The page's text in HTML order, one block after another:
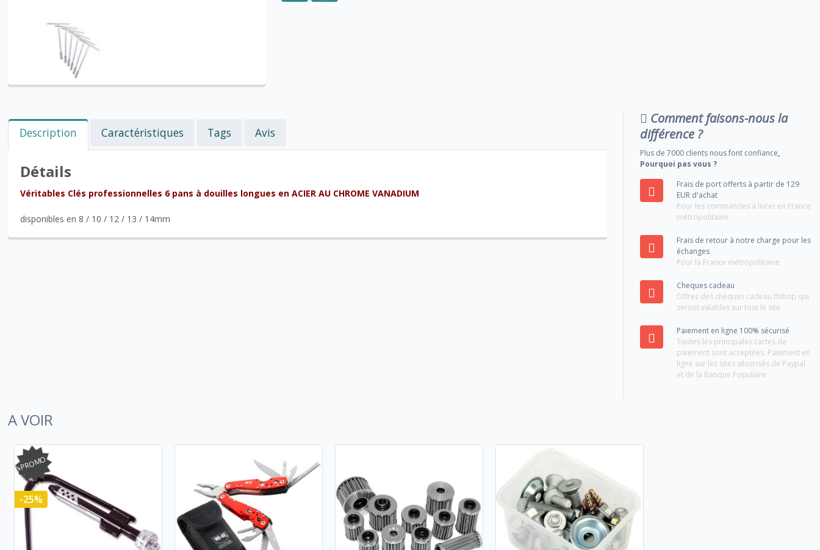
Description Caractéristiques Tags Avis
Détails
Véritables Clés professionnelles 6 pans à douilles longues en ACIER AU CHROME VANADIUM
disponibles en 8 / 10 / 12 / 13 / 14mm
Comment faisons-nous la
différence ?
Plus de 7000 clients nous font confiance,
Pourquoi pas vous ?
Frais de port offerts à partir de 129
EUR d'achat
Pour les commandes à livrer en France
métropolitaine
Frais de retour à notre charge pour les
échanges
Pour la France métropolitaine
Cheques cadeau
Offrez des chèques cadeau ttshop qui
seront valables sur tout le site
Paiement en ligne 100% sécurisé
Toutes les principales cartes de
paiement sont acceptées. Paiement en
ligne sur les sites sécurisés de Paypal
et de la Banque Populaire
A VOIR
PROMO
-25%